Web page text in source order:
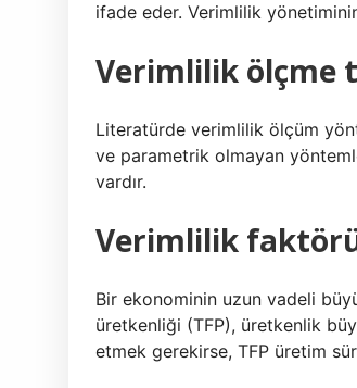
ifade eder. Verimlilik
Verimlilik ölçme
Literatürde verimlilik ölçüm
ve parametrik olmayan
vardır.
Verimlilik
Bir ekonominin uzun vadeli
üretkenliği (TFP), üretkenlik
etmek gerekirse, TFP üretim